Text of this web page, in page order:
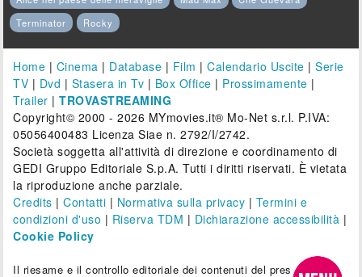
Terminator
Rocky
Home | Cinema | Database | Film |Calendario Uscite |Serie
TV | Dvd | Stasera in Tv | Box Office | Prossimamente |
Trailer |TROVASTREAMING
Copyright© 2000 - 2026 MYmovies.it® Mo-Net s.r.l. P.IVA:
05056400483 Licenza Siae n. 2792/I/2742.
Società soggetta all'attività di direzione e coordinamento di
GEDI Gruppo Editoriale S.p.A. Tutti i diritti riservati. È vietata
la riproduzione anche parziale.
Credits |Contatti | Normativa sulla privacy | Termini e
condizioni d'uso | Riserva TDM | Dichiarazione accessibilità |
Cookie Policy
Il riesame e il controllo editoriale dei contenuti del presente sito